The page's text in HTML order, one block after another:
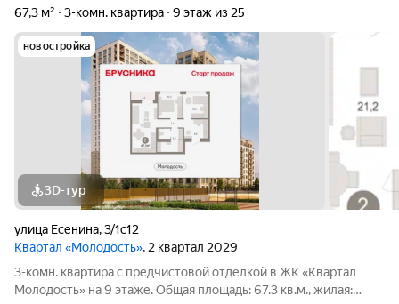
67,3 м²
3-комн. квартира 9 этаж из 25
новостройка
3D-тур
улица Есенина,3/1с12
Квартал «Молодость», 2 квартал 2029
3-комн. квартира с предчистовой отделкой в ЖК «Квартал
Молодость» на 9 этаже. Общая площадь: 67.3 кв.м., жилая: